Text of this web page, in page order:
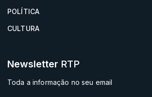
POLÍTICA
CULTURA
Newsletter RTP
Toda a informação no seu email